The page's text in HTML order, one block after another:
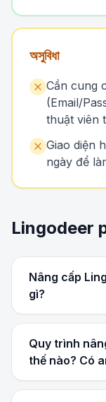
অসুবিধা
Cần cung
(Email/
thuật viên
Giao diện
ngày để
Lingodeer
Nâng cấp
gì?
Quy trình
thế nào? Có